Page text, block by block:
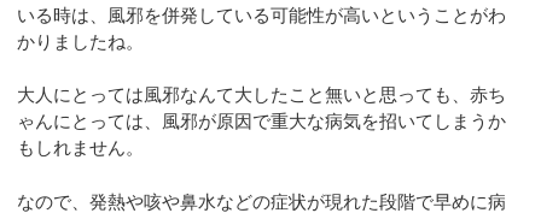
いる時は、風邪を併発している可能性が高いということがわ
かりましたね。
大人にとっては風邪なんて大したこと無いと思っても、赤ち
ゃんにとっては、風邪が原因で重大な病気を招いてしまうか
もしれません。
なので、発熱や咳や鼻水などの症状が現れた段階で早めに病